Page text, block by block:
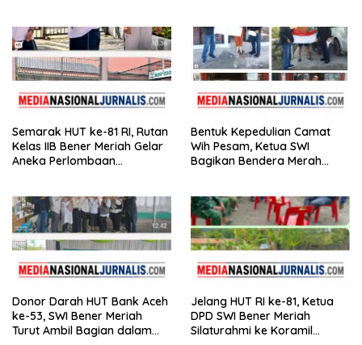
Semarak HUT ke-81 RI, Rutan
Kelas IIB Bener Meriah Gelar
Aneka Perlombaan
Bentuk Kepedulian Camat
Wih Pesam, Ketua SWI
Bagikan Bendera Merah
Donor Darah HUT Bank Aceh
ke-53, SWI Bener Meriah
Turut Ambil Bagian dalam
Jelang HUT RI ke-81, Ketua
DPD SWI Bener Meriah
Silaturahmi ke Koramil